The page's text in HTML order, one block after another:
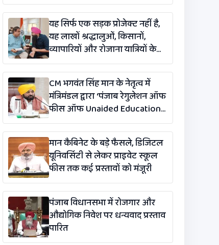
यह सिर्फ एक सड़क प्रोजेक्ट नहीं है,
यह लाखों श्रद्धालुओं, किसानों,
व्यापारियों और रोजाना यात्रियों के
लिए एक लाइफलाइन है: कंग
CM भगवंत सिंह मान के नेतृत्व में
मंत्रिमंडल द्वारा ‘पंजाब रेगुलेशन ऑफ
फीस ऑफ Unaided Educational
Institutions (संशोधन)
विधेयक-2026’ पास
मान कैबिनेट के बड़े फैसले, डिजिटल
यूनिवर्सिटी से लेकर प्राइवेट स्कूल
फीस तक कई प्रस्तावों को मंजूरी
पंजाब विधानसभा में रोजगार और
औद्योगिक निवेश पर धन्यवाद प्रस्ताव
पारित